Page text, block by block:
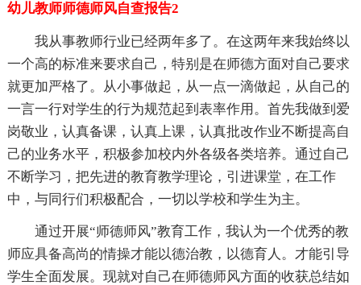
幼儿教师师德师风自查报告2
我从事教师行业已经两年多了。在这两年来我始终以
一个高的标准来要求自己，特别是在师德方面对自己要求
就更加严格了。从小事做起，从一点一滴做起，从自己的
一言一行对学生的行为规范起到表率作用。首先我做到爱
岗敬业，认真备课，认真上课，认真批改作业不断提高自
己的业务水平，积极参加校内外各级各类培养。通过自己
不断学习，把先进的教育教学理论，引进课堂，在工作
中，与同行们积极配合，一切以学校和学生为主。
通过开展“师德师风”教育工作，我认为一个优秀的教
师应具备高尚的情操才能以德治教，以德育人。才能引导
学生全面发展。现就对自己在师德师风方面的收获总结如